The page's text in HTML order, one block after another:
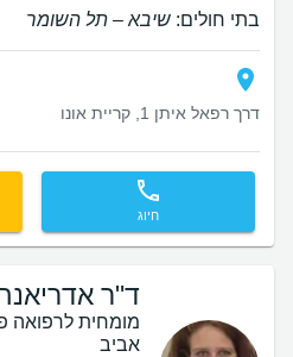
בתי חולים: שיבא – תל השומר
דרך רפאל איתן 1, קריית אונו
חיוג
ד"ר אדריאנה
מומחית לרפואה
אביב